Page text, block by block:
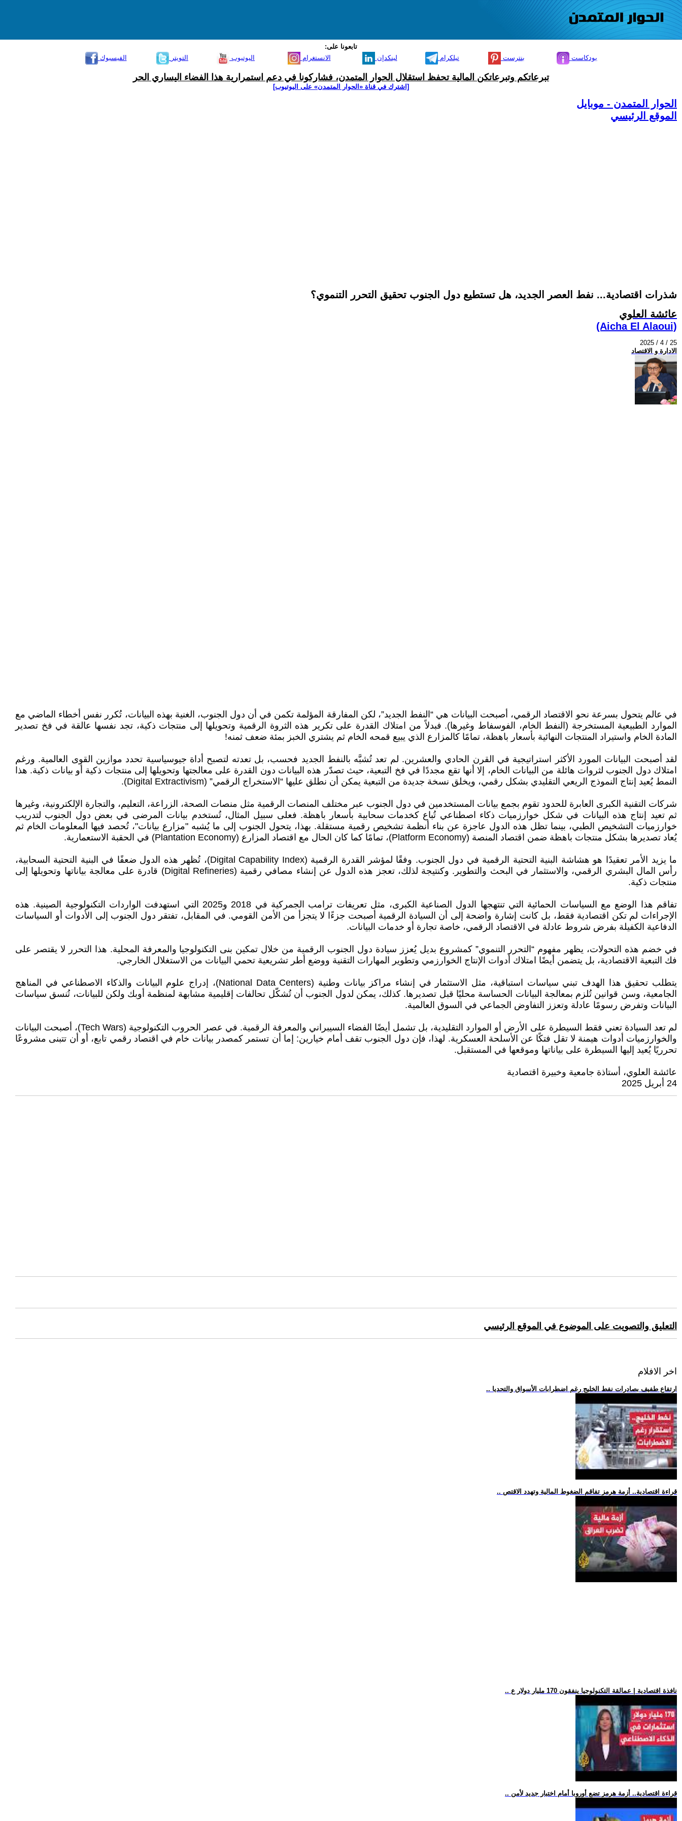
تابعونا على:
الفيسبوك
التويتر اليوتيوب الانستغرام لينكدإن تيلكرام بنترست بودكاست
تبرعاتكم وتبرعاتكن المالية تحفظ استقلال الحوار المتمدن، فشاركونا في دعم استمرارية هذا الفضاء اليساري الحر
[اشترك في قناة ‫«الحوار المتمدن» على اليوتيوب]
الحوار المتمدن - موبايل
الموقع الرئيسي
شذرات اقتصادية... نفط العصر الجديد، هل تستطيع دول الجنوب تحقيق التحرر التنموي؟
عائشة العلوي
(Aicha El Alaoui)
2025 / 4 / 25
الادارة و الاقتصاد
في عالم يتحول بسرعة نحو الاقتصاد الرقمي، أصبحت البيانات هي “النفط الجديد”، لكن المفارقة المؤلمة تكمن في أن دول الجنوب، الغنية بهذه البيانات، تُكرر نفس أخطاء الماضي مع
الموارد الطبيعية المستخرجة (النفط الخام، الفوسفاط وغيرها). فبدلاً من امتلاك القدرة على تكرير هذه الثروة الرقمية وتحويلها إلى منتجات ذكية، تجد نفسها عالقة في فخ تصدير
المادة الخام واستيراد المنتجات النهائية بأسعار باهظة، تمامًا كالمزارع الذي يبيع قمحه الخام ثم يشتري الخبز بمئة ضعف ثمنه!
لقد أصبحت البيانات المورد الأكثر استراتيجية في القرن الحادي والعشرين. لم تعد تُشبَّه بالنفط الجديد فحسب، بل تعدته لتصبح أداة جيوسياسية تحدد موازين القوى العالمية. ورغم
امتلاك دول الجنوب لثروات هائلة من البيانات الخام، إلا أنها تقع مجددًا في فخ التبعية، حيث تصدّر هذه البيانات دون القدرة على معالجتها وتحويلها إلى منتجات ذكية أو بيانات ذكية. هذا
النمط يُعيد إنتاج النموذج الريعي التقليدي بشكل رقمي، ويخلق نسخة جديدة من التبعية يمكن أن نطلق عليها “الاستخراج الرقمي” (Digital Extractivism).
شركات التقنية الكبرى العابرة للحدود تقوم بجمع بيانات المستخدمين في دول الجنوب عبر مختلف المنصات الرقمية مثل منصات الصحة، الزراعة، التعليم، والتجارة الإلكترونية، وغيرها
ثم تعيد إنتاج هذه البيانات في شكل خوارزميات ذكاء اصطناعي تُباع كخدمات سحابية بأسعار باهظة. فعلى سبيل المثال، تُستخدم بيانات المرضى في بعض دول الجنوب لتدريب
خوارزميات التشخيص الطبي، بينما تظل هذه الدول عاجزة عن بناء أنظمة تشخيص رقمية مستقلة. بهذا، يتحول الجنوب إلى ما يُشبه "مزارع بيانات"، تُحصد فيها المعلومات الخام ثم
يُعاد تصديرها بشكل منتجات باهظة ضمن اقتصاد المنصة (Platform Economy)، تمامًا كما كان الحال مع اقتصاد المزارع (Plantation Economy) في الحقبة الاستعمارية.
ما يزيد الأمر تعقيدًا هو هشاشة البنية التحتية الرقمية في دول الجنوب. وفقًا لمؤشر القدرة الرقمية (Digital Capability Index)، تُظهر هذه الدول ضعفًا في البنية التحتية السحابية،
رأس المال البشري الرقمي، والاستثمار في البحث والتطوير. وكنتيجة لذلك، تعجز هذه الدول عن إنشاء مصافي رقمية (Digital Refineries) قادرة على معالجة بياناتها وتحويلها إلى
منتجات ذكية.
تفاقم هذا الوضع مع السياسات الحمائية التي تنتهجها الدول الصناعية الكبرى، مثل تعريفات ترامب الجمركية في 2018 و2025 التي استهدفت الواردات التكنولوجية الصينية. هذه
الإجراءات لم تكن اقتصادية فقط، بل كانت إشارة واضحة إلى أن السيادة الرقمية أصبحت جزءًا لا يتجزأ من الأمن القومي. في المقابل، تفتقر دول الجنوب إلى الأدوات أو السياسات
الدفاعية الكفيلة بفرض شروط عادلة في الاقتصاد الرقمي، خاصة تجارة أو خدمات البيانات.
في خضم هذه التحولات، يظهر مفهوم “التحرر التنموي” كمشروع بديل يُعزز سيادة دول الجنوب الرقمية من خلال تمكين بنى التكنولوجيا والمعرفة المحلية. هذا التحرر لا يقتصر على
فك التبعية الاقتصادية، بل يتضمن أيضًا امتلاك أدوات الإنتاج الخوارزمي وتطوير المهارات التقنية ووضع أطر تشريعية تحمي البيانات من الاستغلال الخارجي.
يتطلب تحقيق هذا الهدف تبني سياسات استباقية، مثل الاستثمار في إنشاء مراكز بيانات وطنية (National Data Centers)، إدراج علوم البيانات والذكاء الاصطناعي في المناهج
الجامعية، وسن قوانين تُلزم بمعالجة البيانات الحساسة محليًا قبل تصديرها. كذلك، يمكن لدول الجنوب أن تُشكّل تحالفات إقليمية مشابهة لمنظمة أوبك ولكن للبيانات، تُنسق سياسات
البيانات وتفرض رسومًا عادلة وتعزز التفاوض الجماعي في السوق العالمية.
لم تعد السيادة تعني فقط السيطرة على الأرض أو الموارد التقليدية، بل تشمل أيضًا الفضاء السيبراني والمعرفة الرقمية. في عصر الحروب التكنولوجية (Tech Wars)، أصبحت البيانات
والخوارزميات أدوات هيمنة لا تقل فتكًا عن الأسلحة العسكرية. لهذا، فإن دول الجنوب تقف أمام خيارين: إما أن تستمر كمصدر بيانات خام في اقتصاد رقمي تابع، أو أن تتبنى مشروعًا
تحرريًا يُعيد إليها السيطرة على بياناتها وموقعها في المستقبل.
عائشة العلوي، أستاذة جامعية وخبيرة اقتصادية
24 أبريل 2025
التعليق والتصويت على الموضوع في الموقع الرئيسي
اخر الافلام
.. ارتفاع طفيف بصادرات نفط الخليج رغم اضطرابات الأسواق والتحديا
.. قراءة اقتصادية.. أزمة هرمز تفاقم الضغوط المالية وتهدد الاقتص
.. نافذة اقتصادية | عمالقة التكنولوجيا ينفقون 170 مليار دولار ع
.. قراءة اقتصادية.. أزمة هرمز تضع أوروبا أمام اختبار جديد لأمن